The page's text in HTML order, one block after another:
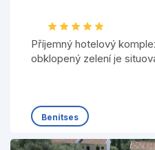
Příjemný hotelový
obklopený zelení je
Benitses